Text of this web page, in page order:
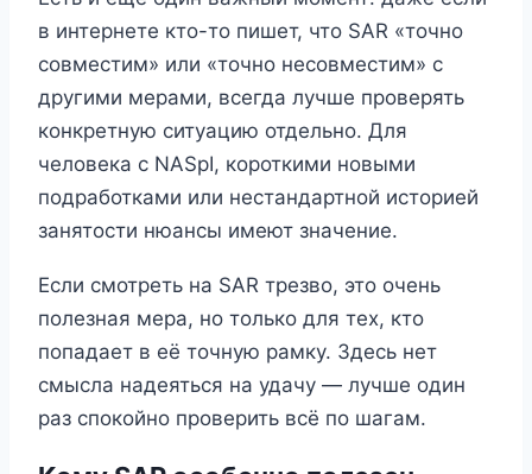
в интернете кто-то пишет, что SAR «точно
совместим» или «точно несовместим» с
другими мерами, всегда лучше проверять
конкретную ситуацию отдельно. Для
человека с NASpI, короткими новыми
подработками или нестандартной историей
занятости нюансы имеют значение.
Если смотреть на SAR трезво, это очень
полезная мера, но только для тех, кто
попадает в её точную рамку. Здесь нет
смысла надеяться на удачу — лучше один
раз спокойно проверить всё по шагам.